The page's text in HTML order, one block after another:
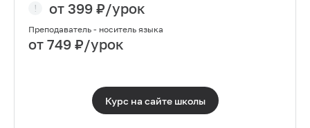
от 399 ₽/урок
Преподаватель - носитель языка
от 749 ₽/урок
Курс на сайте школы